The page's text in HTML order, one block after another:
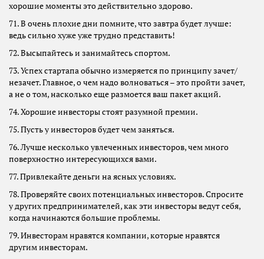
хорошие моменты это действительно здорово.
71. В очень плохие дни помните, что завтра будет лучше:
ведь сильно хуже уже трудно представить!
72. Высыпайтесь и занимайтесь спортом.
73. Успех стартапа обычно измеряется по принципу зачет/
незачет. Главное, о чем надо волноваться – это пройти зачет,
а не о том, насколько еще размоется ваш пакет акций.
74. Хорошие инвесторы стоят разумной премии.
75. Пусть у инвесторов будет чем заняться.
76. Лучше несколько увлеченных инвесторов, чем много
поверхностно интересующихся вами.
77. Привлекайте деньги на ясных условиях.
78. Проверяйте своих потенциальных инвесторов. Спросите
у других предпринимателей, как эти инвесторы ведут себя,
когда начинаются большие проблемы.
79. Инвесторам нравятся компании, которые нравятся
другим инвесторам.